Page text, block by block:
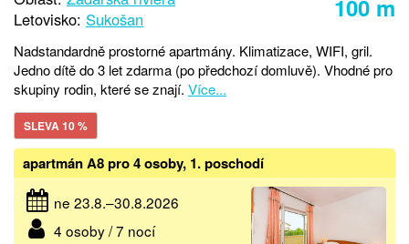
100 m
Letovisko: Sukošan
Nadstandardně prostorné apartmány. Klimatizace, WIFI, gril.
Jedno dítě do 3 let zdarma (po předchozí domluvě). Vhodné pro
skupiny rodin, které se znají. Více...
SLEVA 10 %
apartmán A8 pro 4 osoby, 1. poschodí
ne 23.8.–30.8.2026
4 osoby / 7 nocí